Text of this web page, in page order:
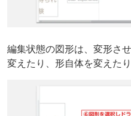
編集状態の図形は、変形さ
変えたり、形自体を変えた